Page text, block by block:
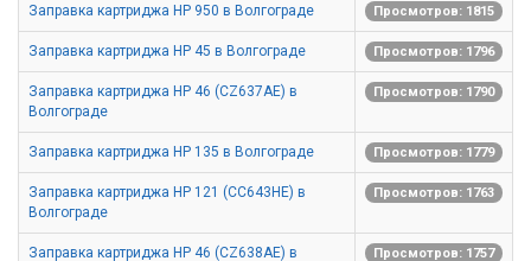
Заправка картриджа HP 950 в Волгограде Просмотров: 1815
Заправка картриджа HP 45 в Волгограде Просмотров: 1796
Заправка картриджа HP 46 (CZ637AE) в
Волгограде
Просмотров: 1790
Заправка картриджа HP 135 в Волгограде Просмотров: 1779
Заправка картриджа HP 121 (CC643HE) в
Волгограде
Просмотров: 1763
Заправка картриджа HP 46 (CZ638AE) в
Просмотров: 1757